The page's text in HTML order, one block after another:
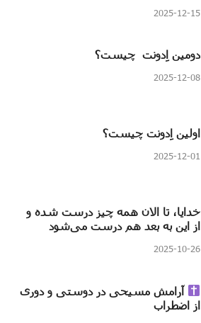
2025-12-15
دومین اِدونت چیست؟
2025-12-08
اولین اِدونت چیست؟
2025-12-01
خدایا، تا الان همه چیز درست شده و
از این به بعد هم درست می‌شود
2025-10-26
آرامش مسیحی در دوستی و دوری
از اضطراب